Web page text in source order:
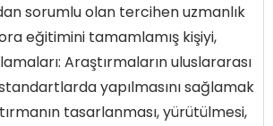
sorumlu olan tercihen uzmanlık
eğitimini tamamlamış kişiyi,
Araştırmaların uluslararası
yapılmasını sağlamak
tasarlanması, yürütülmesi,